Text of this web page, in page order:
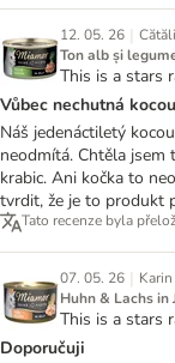
12. 05. 26 |
Ton alb și
This is a stars
Vůbec nechutná
Náš jedenáctiletý
neodmítá. Chtěla jsem
krabic. Ani kočka to
tvrdit, že je to produkt
Tato recenze byla
07. 05. 26 |
Huhn & Lachs in
This is a stars
Doporučuji